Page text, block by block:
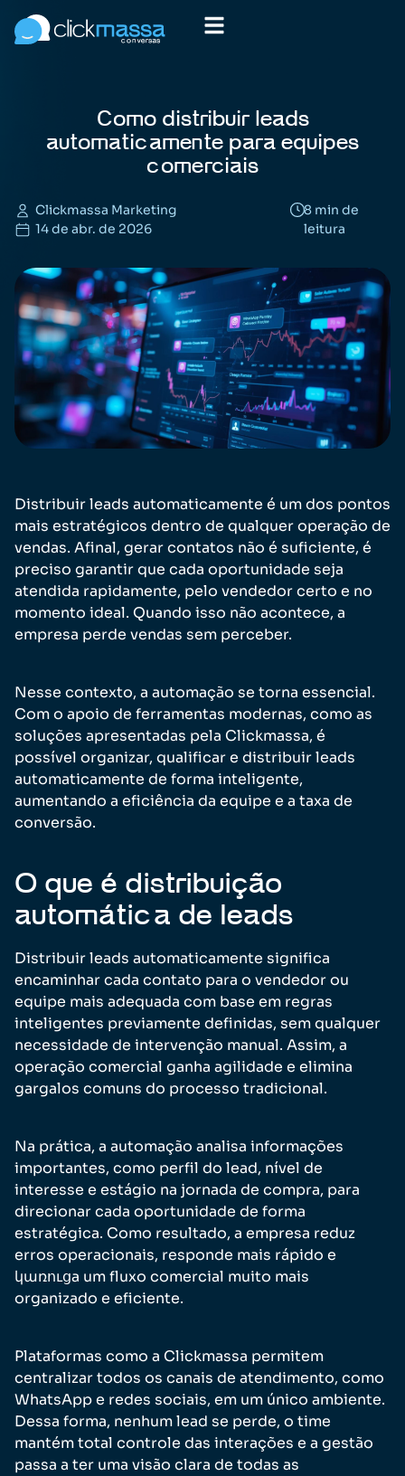
Como distribuir leads
automaticamente para equipes
comerciais
Clickmassa Marketing
14 de abr. de 2026
8 min de
leitura
Distribuir leads automaticamente é um dos pontos
mais estratégicos dentro de qualquer operação de
vendas. Afinal, gerar contatos não é suficiente, é
preciso garantir que cada oportunidade seja
atendida rapidamente, pelo vendedor certo e no
momento ideal. Quando isso não acontece, a
empresa perde vendas sem perceber.
Nesse contexto, a automação se torna essencial.
Com o apoio de ferramentas modernas, como as
soluções apresentadas pela Clickmassa, é
possível organizar, qualificar e distribuir leads
automaticamente de forma inteligente,
aumentando a eficiência da equipe e a taxa de
conversão.
O que é distribuição
automática de leads
Distribuir leads automaticamente significa
encaminhar cada contato para o vendedor ou
equipe mais adequada com base em regras
inteligentes previamente definidas, sem qualquer
necessidade de intervenção manual. Assim, a
operação comercial ganha agilidade e elimina
gargalos comuns do processo tradicional.
Na prática, a automação analisa informações
importantes, como perfil do lead, nível de
interesse e estágio na jornada de compra, para
direcionar cada oportunidade de forma
estratégica. Como resultado, a empresa reduz
erros operacionais, responde mais rápido e
կառուցa um fluxo comercial muito mais
organizado e eficiente.
Plataformas como a Clickmassa permitem
centralizar todos os canais de atendimento, como
WhatsApp e redes sociais, em um único ambiente.
Dessa forma, nenhum lead se perde, o time
mantém total controle das interações e a gestão
passa a ter uma visão clara de todas as